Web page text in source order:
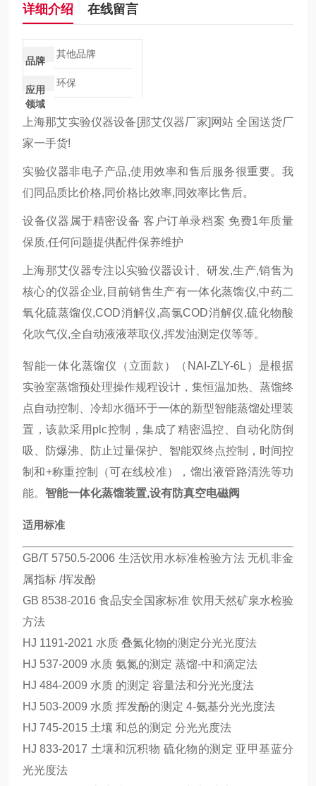
详细介绍 在线留言
品牌
其他品牌
应用
领域
环保
上海那艾实验仪器设备[那艾仪器厂家]网站 全国送货厂
家一手货!
实验仪器非电子产品,使用效率和售后服务很重要。我
们同品质比价格,同价格比效率,同效率比售后。
设备仪器属于精密设备 客户订单录档案 免费1年质量
保质,任何问题提供配件保养维护
上海那艾仪器专注以实验仪器设计、研发,生产,销售为
核心的仪器企业,目前销售生产有一体化蒸馏仪,中药二
氧化硫蒸馏仪,COD消解仪,高氯COD消解仪,硫化物酸
化吹气仪,全自动液液萃取仪,挥发油测定仪等等。
智能一体化蒸馏仪（立面款）（NAI-ZLY-6L）是根据
实验室蒸馏预处理操作规程设计，集恒温加热、蒸馏终
点自动控制、冷却水循环于一体的新型智能蒸馏处理装
置，该款采用plc控制，集成了精密温控、自动化防倒
吸、防爆沸、防止过量保护、智能双终点控制，时间控
制和+称重控制（可在线校准），馏出液管路清洗等功
能。 智能一体化蒸馏装置,设有防真空电磁阀
适用标准
GB/T 5750.5-2006 生活饮用水标准检验方法 无机非金
属指标 /挥发酚
GB 8538-2016 食品安全国家标准 饮用天然矿泉水检验
方法
HJ 1191-2021 水质 叠氮化物的测定分光光度法
HJ 537-2009 水质 氨氮的测定 蒸馏-中和滴定法
HJ 484-2009 水质 的测定 容量法和分光光度法
HJ 503-2009 水质 挥发酚的测定 4-氨基分光光度法
HJ 745-2015 土壤 和总的测定 分光光度法
HJ 833-2017 土壤和沉积物 硫化物的测定 亚甲基蓝分
光光度法